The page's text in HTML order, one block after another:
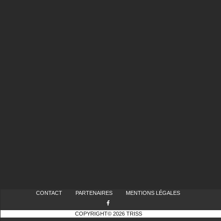
CONTACT PARTENAIRES MENTIONS LÉGALES
COPYRIGHT© 2026 TRISS